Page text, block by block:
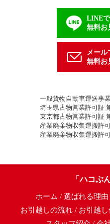
LINE
無料お
メール
無料お
一般貨物自動車運送事
埼玉県古物営業許可証
東京都古物営業許可証
産業廃棄物収集運搬許
産業廃棄物収集運搬許
「ハコぶ
ホーム 選ばれる理由
お引越しの流れ
お引越